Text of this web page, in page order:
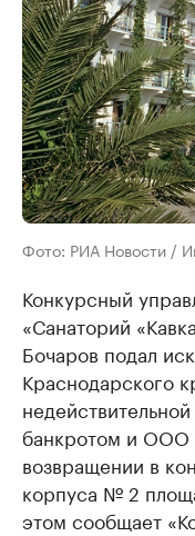
Фото: РИА Новости /
Конкурсный
«Санаторий
Бочаров подал
Краснодарского
банкротом и ООО
возвращении в
корпуса № 2
этом сообщает